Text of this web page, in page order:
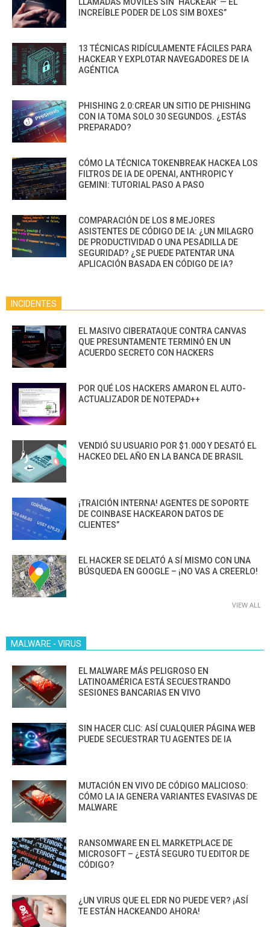
INCREÍBLE PODER DE LOS SIM BOXES”
13 TÉCNICAS RIDÍCULAMENTE FÁCILES PARA
HACKEAR Y EXPLOTAR NAVEGADORES DE IA
AGÉNTICA
PHISHING 2.0:CREAR UN SITIO DE PHISHING
CON IA TOMA SOLO 30 SEGUNDOS. ¿ESTÁS
PREPARADO?
CÓMO LA TÉCNICA TOKENBREAK HACKEA LOS
FILTROS DE IA DE OPENAI, ANTHROPIC Y
GEMINI: TUTORIAL PASO A PASO
COMPARACIÓN DE LOS 8 MEJORES
ASISTENTES DE CÓDIGO DE IA: ¿UN MILAGRO
DE PRODUCTIVIDAD O UNA PESADILLA DE
SEGURIDAD? ¿SE PUEDE PATENTAR UNA
APLICACIÓN BASADA EN CÓDIGO DE IA?
INCIDENTES
EL MASIVO CIBERATAQUE CONTRA CANVAS
QUE PRESUNTAMENTE TERMINÓ EN UN
ACUERDO SECRETO CON HACKERS
POR QUÉ LOS HACKERS AMARON EL AUTO-
ACTUALIZADOR DE NOTEPAD++
VENDIÓ SU USUARIO POR $1.000 Y DESATÓ EL
HACKEO DEL AÑO EN LA BANCA DE BRASIL
¡TRAICIÓN INTERNA! AGENTES DE SOPORTE
DE COINBASE HACKEARON DATOS DE
CLIENTES”
EL HACKER SE DELATÓ A SÍ MISMO CON UNA
BÚSQUEDA EN GOOGLE – ¡NO VAS A CREERLO!
VIEW ALL
MALWARE - VIRUS
EL MALWARE MÁS PELIGROSO EN
LATINOAMÉRICA ESTÁ SECUESTRANDO
SESIONES BANCARIAS EN VIVO
SIN HACER CLIC: ASÍ CUALQUIER PÁGINA WEB
PUEDE SECUESTRAR TU AGENTES DE IA
MUTACIÓN EN VIVO DE CÓDIGO MALICIOSO:
CÓMO LA IA GENERA VARIANTES EVASIVAS DE
MALWARE
RANSOMWARE EN EL MARKETPLACE DE
MICROSOFT – ¿ESTÁ SEGURO TU EDITOR DE
CÓDIGO?
¿UN VIRUS QUE EL EDR NO PUEDE VER? ¡ASÍ
TE ESTÁN HACKEANDO AHORA!